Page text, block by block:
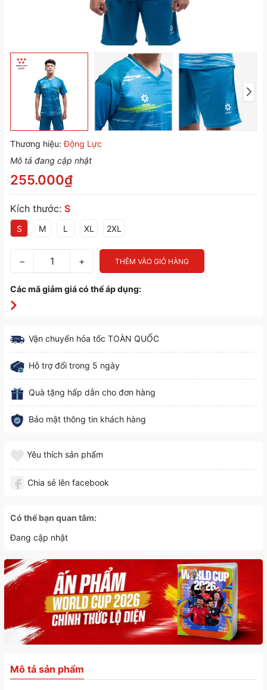
Thương hiệu: Động Lực
Mô tả đang cập nhật
255.000₫
Kích thước: S
S M L XL 2XL
− + THÊM VÀO GIỎ HÀNG
Các mã giảm giá có thể áp dụng:
Vận chuyển hỏa tốc TOÀN QUỐC
Hỗ trợ đổi trong 5 ngày
Quà tặng hấp dẫn cho đơn hàng
Bảo mật thông tin khách hàng
Yêu thích sản phẩm
Chia sẻ lên facebook
Có thể bạn quan tâm:
Đang cập nhật
Mô tả sản phẩm